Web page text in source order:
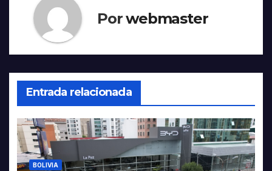
Porwebmaster
Entrada relacionada
BOLIVIA